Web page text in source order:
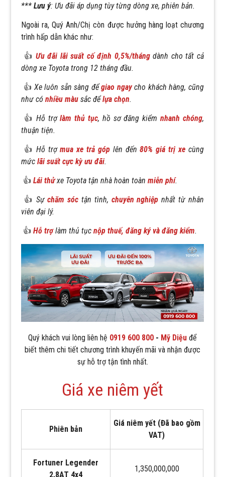
***Lưu ý: Ưu đãi áp dụng tùy từng dòng xe, phiên bản.
Ngoài ra, Quý Anh/Chị còn được hưởng hàng loạt chương
trình hấp dẫn khác như:
👍 Ưu đãi lãi suất cố định 0,5%/thángdành cho tất cả
dòng xe Toyota trong 12 tháng đầu.
👍 Xe luôn sẵn sàng để giao ngay cho khách hàng, cũng
như có nhiều màu sắc để lựa chọn.
👍 Hỗ trợ làm thủ tục, hồ sơ đăng kiểm nhanh chóng,
thuận tiện.
👍 Hỗ trợmua xe trả góplên đến 80% giá trị xe cùng
mức lãi suất cực kỳ ưu đãi.
👍 Lái thử xe Toyota tận nhà hoàn toàn miễn phí.
👍 Sự chăm sóc tận tình, chuyên nghiệp nhất từ nhân
viên đại lý.
👍 Hỗ trợ làm thủ tục nộp thuế, đăng ký và đăng kiểm.
Quý khách vui lòng liên hệ 0919 600 800 - Mỹ Diệu để
biết thêm chi tiết chương trình khuyến mãi và nhận được
sự hỗ trợ tận tình nhất.
Giá xe niêm yết
Phiên bản
Giá niêm yết (Đã bao gồm
VAT)
Fortuner Legender
2.8AT 4x4
1,350,000,000